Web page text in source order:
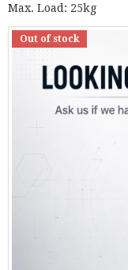
Max. Load: 25kg
Out of stock